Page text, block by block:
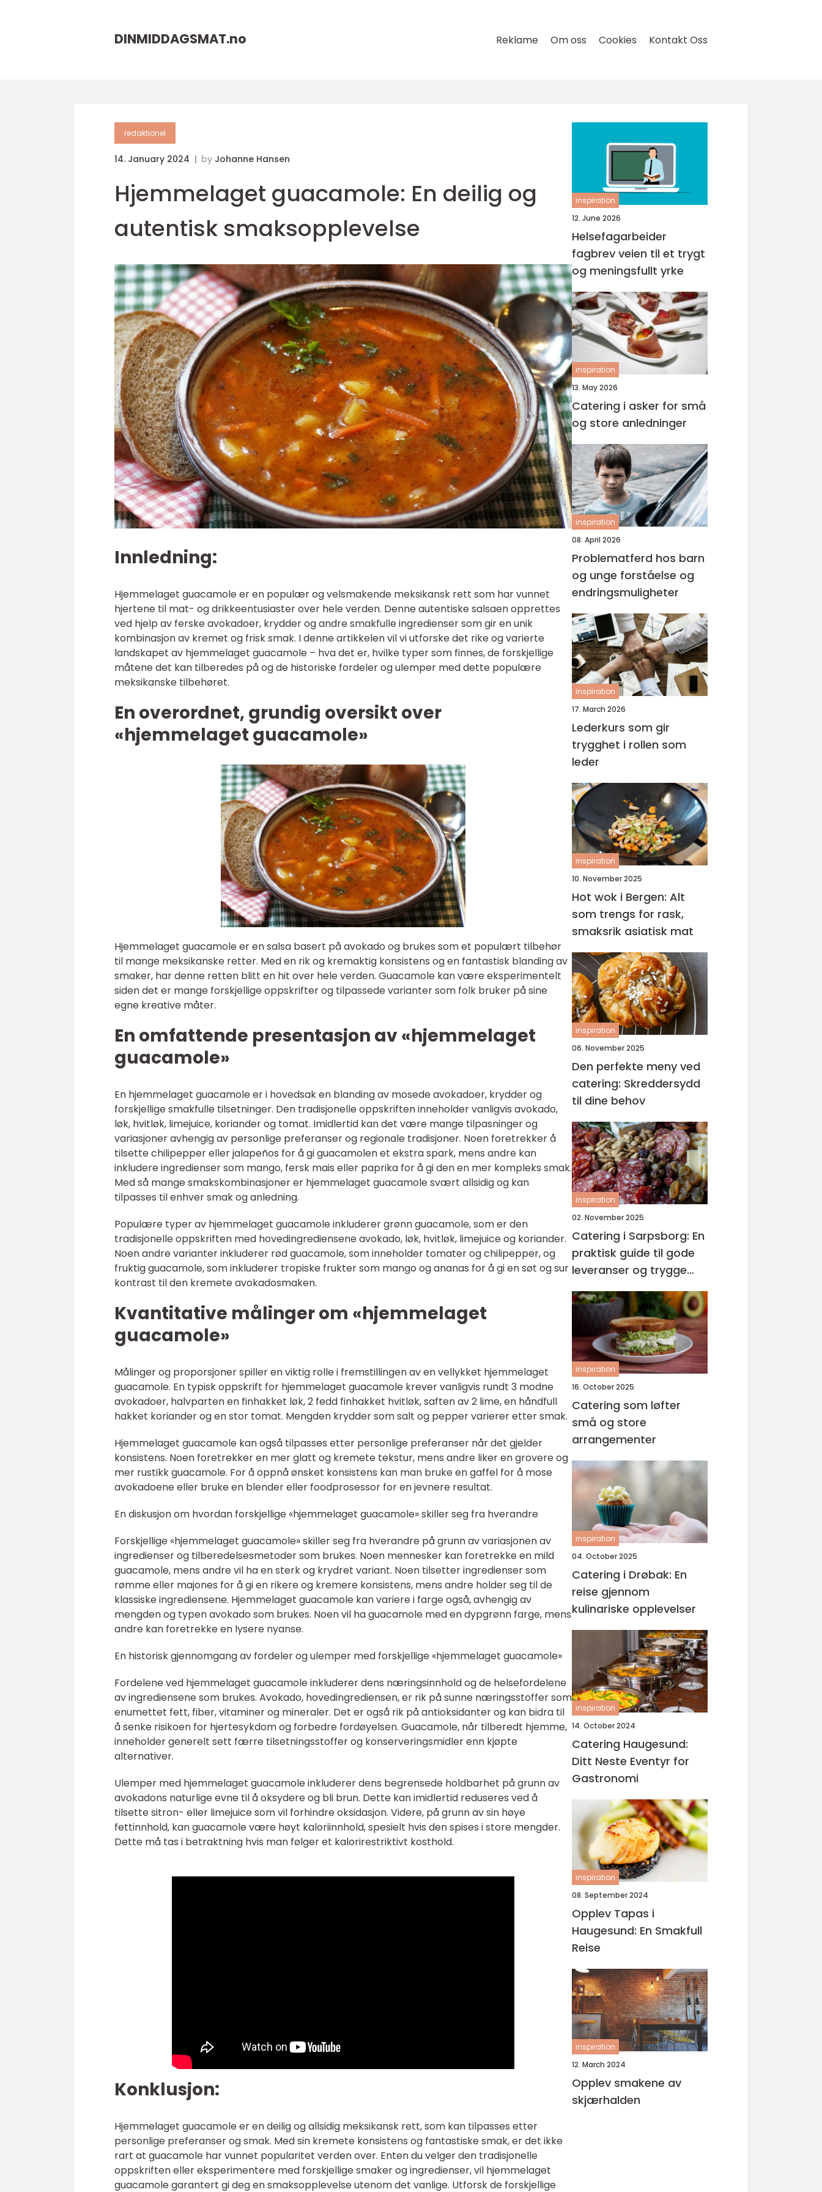
DINMIDDAGSMAT.no Reklame Om oss Cookies Kontakt Oss
redaktionel
14. January 2024 by Johanne Hansen
Hjemmelaget guacamole: En deilig og
autentisk smaksopplevelse
Innledning:
Hjemmelaget guacamole er en populær og velsmakende meksikansk rett som har vunnet
hjertene til mat- og drikkeentusiaster over hele verden. Denne autentiske salsaen opprettes
ved hjelp av ferske avokadoer, krydder og andre smakfulle ingredienser som gir en unik
kombinasjon av kremet og frisk smak. I denne artikkelen vil vi utforske det rike og varierte
landskapet av hjemmelaget guacamole – hva det er, hvilke typer som finnes, de forskjellige
måtene det kan tilberedes på og de historiske fordeler og ulemper med dette populære
meksikanske tilbehøret.
En overordnet, grundig oversikt over
«hjemmelaget guacamole»
Hjemmelaget guacamole er en salsa basert på avokado og brukes som et populært tilbehør
til mange meksikanske retter. Med en rik og kremaktig konsistens og en fantastisk blanding av
smaker, har denne retten blitt en hit over hele verden. Guacamole kan være eksperimentelt
siden det er mange forskjellige oppskrifter og tilpassede varianter som folk bruker på sine
egne kreative måter.
En omfattende presentasjon av «hjemmelaget
guacamole»
En hjemmelaget guacamole er i hovedsak en blanding av mosede avokadoer, krydder og
forskjellige smakfulle tilsetninger. Den tradisjonelle oppskriften inneholder vanligvis avokado,
løk, hvitløk, limejuice, koriander og tomat. Imidlertid kan det være mange tilpasninger og
variasjoner avhengig av personlige preferanser og regionale tradisjoner. Noen foretrekker å
tilsette chilipepper eller jalapeños for å gi guacamolen et ekstra spark, mens andre kan
inkludere ingredienser som mango, fersk mais eller paprika for å gi den en mer kompleks smak.
Med så mange smakskombinasjoner er hjemmelaget guacamole svært allsidig og kan
tilpasses til enhver smak og anledning.
Populære typer av hjemmelaget guacamole inkluderer grønn guacamole, som er den
tradisjonelle oppskriften med hovedingrediensene avokado, løk, hvitløk, limejuice og koriander.
Noen andre varianter inkluderer rød guacamole, som inneholder tomater og chilipepper, og
fruktig guacamole, som inkluderer tropiske frukter som mango og ananas for å gi en søt og sur
kontrast til den kremete avokadosmaken.
Kvantitative målinger om «hjemmelaget
guacamole»
Målinger og proporsjoner spiller en viktig rolle i fremstillingen av en vellykket hjemmelaget
guacamole. En typisk oppskrift for hjemmelaget guacamole krever vanligvis rundt 3 modne
avokadoer, halvparten en finhakket løk, 2 fedd finhakket hvitløk, saften av 2 lime, en håndfull
hakket koriander og en stor tomat. Mengden krydder som salt og pepper varierer etter smak.
Hjemmelaget guacamole kan også tilpasses etter personlige preferanser når det gjelder
konsistens. Noen foretrekker en mer glatt og kremete tekstur, mens andre liker en grovere og
mer rustikk guacamole. For å oppnå ønsket konsistens kan man bruke en gaffel for å mose
avokadoene eller bruke en blender eller foodprosessor for en jevnere resultat.
En diskusjon om hvordan forskjellige «hjemmelaget guacamole» skiller seg fra hverandre
Forskjellige «hjemmelaget guacamole» skiller seg fra hverandre på grunn av variasjonen av
ingredienser og tilberedelsesmetoder som brukes. Noen mennesker kan foretrekke en mild
guacamole, mens andre vil ha en sterk og krydret variant. Noen tilsetter ingredienser som
rømme eller majones for å gi en rikere og kremere konsistens, mens andre holder seg til de
klassiske ingrediensene. Hjemmelaget guacamole kan variere i farge også, avhengig av
mengden og typen avokado som brukes. Noen vil ha guacamole med en dypgrønn farge, mens
andre kan foretrekke en lysere nyanse.
En historisk gjennomgang av fordeler og ulemper med forskjellige «hjemmelaget guacamole»
Fordelene ved hjemmelaget guacamole inkluderer dens næringsinnhold og de helsefordelene
av ingrediensene som brukes. Avokado, hovedingrediensen, er rik på sunne næringsstoffer som
enumettet fett, fiber, vitaminer og mineraler. Det er også rik på antioksidanter og kan bidra til
å senke risikoen for hjertesykdom og forbedre fordøyelsen. Guacamole, når tilberedt hjemme,
inneholder generelt sett færre tilsetningsstoffer og konserveringsmidler enn kjøpte
alternativer.
Ulemper med hjemmelaget guacamole inkluderer dens begrensede holdbarhet på grunn av
avokadons naturlige evne til å oksydere og bli brun. Dette kan imidlertid reduseres ved å
tilsette sitron- eller limejuice som vil forhindre oksidasjon. Videre, på grunn av sin høye
fettinnhold, kan guacamole være høyt kaloriinnhold, spesielt hvis den spises i store mengder.
Dette må tas i betraktning hvis man følger et kalorirestriktivt kosthold.
Konklusjon:
Hjemmelaget guacamole er en deilig og allsidig meksikansk rett, som kan tilpasses etter
personlige preferanser og smak. Med sin kremete konsistens og fantastiske smak, er det ikke
rart at guacamole har vunnet popularitet verden over. Enten du velger den tradisjonelle
oppskriften eller eksperimentere med forskjellige smaker og ingredienser, vil hjemmelaget
guacamole garantert gi deg en smaksopplevelse utenom det vanlige. Utforsk de forskjellige
inspiration
12. June 2026
Helsefagarbeider
fagbrev veien til et trygt
og meningsfullt yrke
inspiration
13. May 2026
Catering i asker for små
og store anledninger
inspiration
08. April 2026
Problematferd hos barn
og unge forståelse og
endringsmuligheter
inspiration
17. March 2026
Lederkurs som gir
trygghet i rollen som
leder
inspiration
10. November 2025
Hot wok i Bergen: Alt
som trengs for rask,
smaksrik asiatisk mat
inspiration
06. November 2025
Den perfekte meny ved
catering: Skreddersydd
til dine behov
inspiration
02. November 2025
Catering i Sarpsborg: En
praktisk guide til gode
leveranser og trygge
menyer
inspiration
16. October 2025
Catering som løfter
små og store
arrangementer
inspiration
04. October 2025
Catering i Drøbak: En
reise gjennom
kulinariske opplevelser
inspiration
14. October 2024
Catering Haugesund:
Ditt Neste Eventyr for
Gastronomi
inspiration
08. September 2024
Opplev Tapas i
Haugesund: En Smakfull
Reise
inspiration
12. March 2024
Opplev smakene av
skjærhalden